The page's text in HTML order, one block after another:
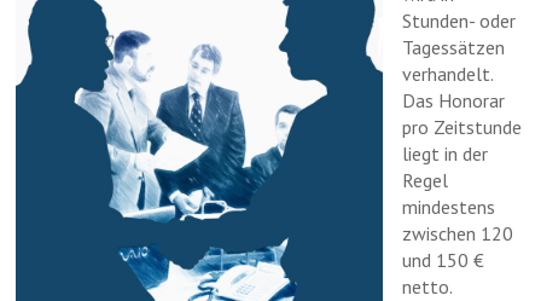
Stunden- oder
Tagessätzen
verhandelt.
Das Honorar
pro Zeitstunde
liegt in der
Regel
mindestens
zwischen 120
und 150 €
netto.